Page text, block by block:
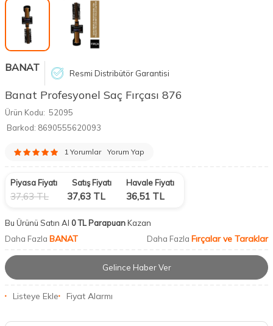
BANAT Resmi Distribütör Garantisi
Banat Profesyonel Saç Fırçası 876
Ürün Kodu: 52095
Barkod: 8690555620093
1 Yorumlar Yorum Yap
Piyasa Fiyatı
37,63TL
Satış Fiyatı
37,63 TL
Havale Fiyatı
36,51 TL
Bu Ürünü Satın Al 0 TL ParapuanKazan
Daha Fazla BANAT Daha Fazla Fırçalar ve Taraklar
Gelince Haber Ver
Listeye Ekle Fiyat Alarmı